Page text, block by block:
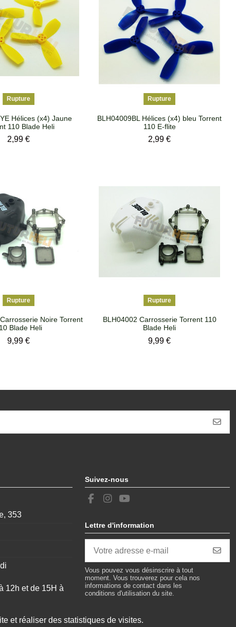
Rupture
Hélices (x4) Jaune
110 Blade Heli
Prix
2,99 €
Rupture
BLH04009BL Hélices (x4) bleu Torrent
110 E-flite
Prix
2,99 €
Rupture
Noire Torrent
Blade Heli
Prix
9,99 €
Rupture
BLH04002 Carrosserie Torrent 110
Blade Heli
Prix
9,99 €
353
12h et de 15H à
24/24
Suivez-nous
Lettre d'information
Vous pouvez vous désinscrire à tout
moment. Vous trouverez pour cela nos
informations de contact dans les
conditions d'utilisation du site.
et réaliser des statistiques de visites.